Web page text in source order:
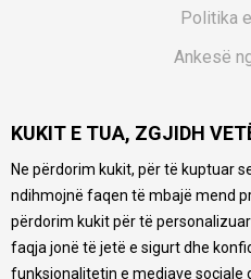
Politika
Ankesë
Pyetjet më
Ne bëjmë çmos që të ofrojmë
të produkteve tona, ofrojmë
mund të garantojmë që
gabime. Të gjitha produktet
kjo nuk do të thotë se
KUKIT E TUA, ZGJIDH
Ne përdorim kukit, për të kuptuar
ndihmojnë faqen të mbajë mend
përdorim kukit për të
faqja jonë të jetë e sigurt dhe
funksionalitetin e mediave sociale